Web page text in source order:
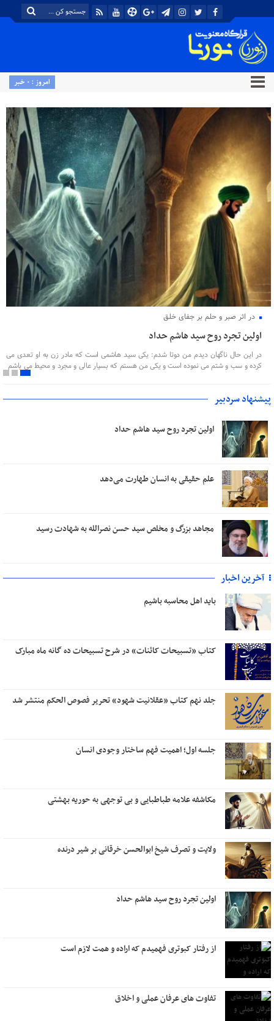
امروز : 0 خبر
آیت الله العظمی جوادی آملی در جلسه درس اخلاق:
علم حقیقی به انسان طهارت می‌دهد
جلسه هفتگی درس اخلاق آیت‌الله العظمی جوادی آملی چهارشنبه در مسجد اعظم قم
به‌صورت حضوری و با حضور اقشار مختلف مردم برگزار شد.
پیشنهاد سردبیر
اولین تجرد روح سید هاشم حداد
علم حقیقی به انسان طهارت می‌دهد
مجاهد بزرگ و مخلص سید حسن نصرالله به شهادت رسید
آخرین اخبار
باید اهل محاسبه باشیم
کتاب «تسبیحات کائنات» در شرح تسبیحات ده‌ گانه ماه مبارک
جلد نهم کتاب «عقلانیت شهود» تحریر فصوص الحکم منتشر شد
جلسه اول؛ اهمیت فهم ساختار وجودی انسان
مکاشفه علامه طباطبایی و بی توجهی به حوریه بهشتی
ولایت و تصرف شیخ ابوالحسن خرقانی بر شیر درنده
اولین تجرد روح سید هاشم حداد
از رفتار کبوتری فهمیدم که اراده و همت لازم است
تفاوت های عرفان عملی و اخلاق